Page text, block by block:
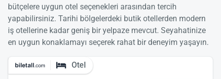
bütçelere uygun otel seçenekleri arasından tercih
yapabilirsiniz. Tarihi bölgelerdeki butik otellerden modern
iş otellerine kadar geniş bir yelpaze mevcut. Seyahatinize
en uygun konaklamayı seçerek rahat bir deneyim yaşayın.
Otel